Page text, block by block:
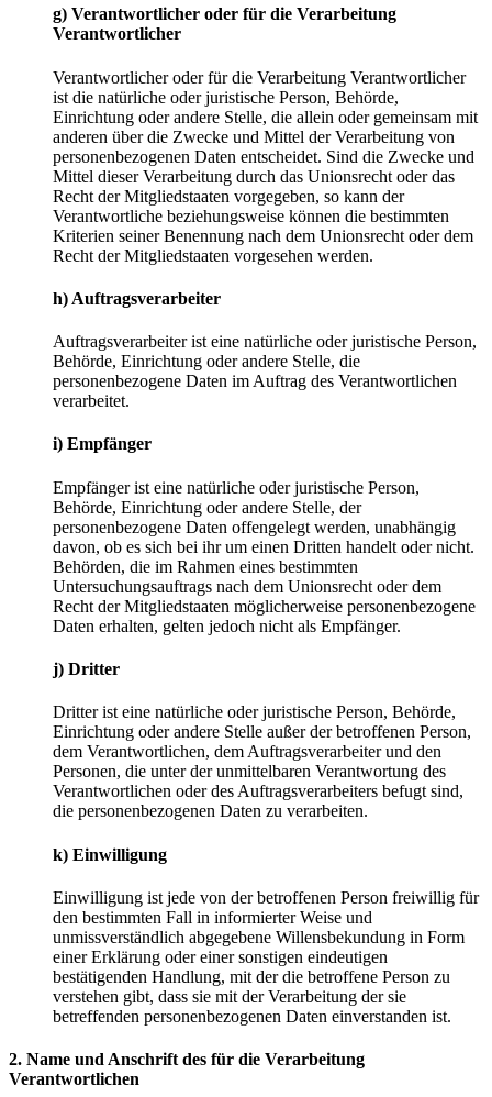
g) Verantwortlicher oder für die Verarbeitung
Verantwortlicher
Verantwortlicher oder für die Verarbeitung Verantwortlicher
ist die natürliche oder juristische Person, Behörde,
Einrichtung oder andere Stelle, die allein oder gemeinsam mit
anderen über die Zwecke und Mittel der Verarbeitung von
personenbezogenen Daten entscheidet. Sind die Zwecke und
Mittel dieser Verarbeitung durch das Unionsrecht oder das
Recht der Mitgliedstaaten vorgegeben, so kann der
Verantwortliche beziehungsweise können die bestimmten
Kriterien seiner Benennung nach dem Unionsrecht oder dem
Recht der Mitgliedstaaten vorgesehen werden.
h) Auftragsverarbeiter
Auftragsverarbeiter ist eine natürliche oder juristische Person,
Behörde, Einrichtung oder andere Stelle, die
personenbezogene Daten im Auftrag des Verantwortlichen
verarbeitet.
i) Empfänger
Empfänger ist eine natürliche oder juristische Person,
Behörde, Einrichtung oder andere Stelle, der
personenbezogene Daten offengelegt werden, unabhängig
davon, ob es sich bei ihr um einen Dritten handelt oder nicht.
Behörden, die im Rahmen eines bestimmten
Untersuchungsauftrags nach dem Unionsrecht oder dem
Recht der Mitgliedstaaten möglicherweise personenbezogene
Daten erhalten, gelten jedoch nicht als Empfänger.
j) Dritter
Dritter ist eine natürliche oder juristische Person, Behörde,
Einrichtung oder andere Stelle außer der betroffenen Person,
dem Verantwortlichen, dem Auftragsverarbeiter und den
Personen, die unter der unmittelbaren Verantwortung des
Verantwortlichen oder des Auftragsverarbeiters befugt sind,
die personenbezogenen Daten zu verarbeiten.
k) Einwilligung
Einwilligung ist jede von der betroffenen Person freiwillig für
den bestimmten Fall in informierter Weise und
unmissverständlich abgegebene Willensbekundung in Form
einer Erklärung oder einer sonstigen eindeutigen
bestätigenden Handlung, mit der die betroffene Person zu
verstehen gibt, dass sie mit der Verarbeitung der sie
betreffenden personenbezogenen Daten einverstanden ist.
2. Name und Anschrift des für die Verarbeitung
Verantwortlichen